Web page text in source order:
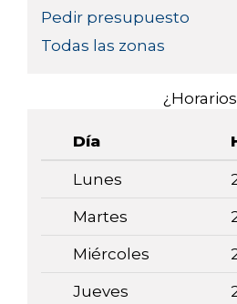
Pedir presupuesto
Todas las zonas
Día
Lunes
Martes
Miércoles
Jueves